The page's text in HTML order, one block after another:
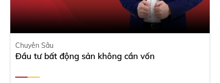
Chuyên Sâu
Đầu tư bất động sản không cần vốn